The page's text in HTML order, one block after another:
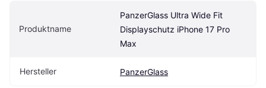
Produktname
PanzerGlass Ultra Wide Fit
Displayschutz iPhone 17 Pro
Max
Hersteller PanzerGlass